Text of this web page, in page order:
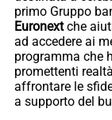
primo Gruppo
Euronextche
ad accedere ai
programma che
promettenti
affrontare le
a supporto del